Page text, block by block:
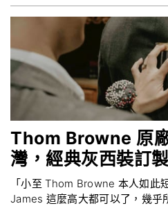
Thom Browne 原
灣，經典灰西裝訂
「小至 Thom Browne 本人如此
James 這麼高大都可以了，幾乎